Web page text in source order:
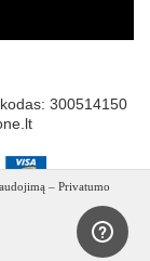
300514150
– Privatumo